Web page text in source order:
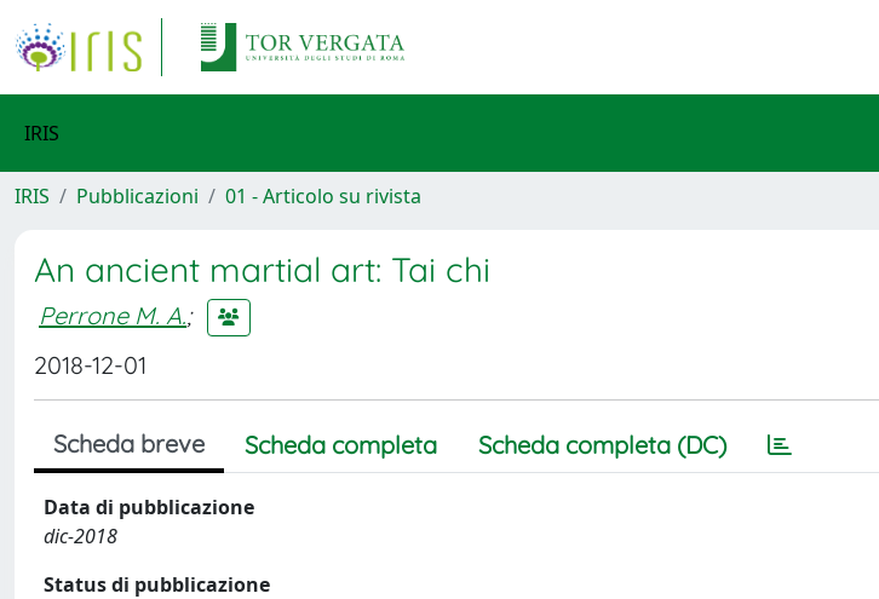
IRIS
IRIS Pubblicazioni 01 - Articolo su rivista
An ancient martial art: Tai chi
Perrone M. A.;
2018-12-01
Scheda breve Scheda completa Scheda completa (DC)
Data di pubblicazione
dic-2018
Status di pubblicazione